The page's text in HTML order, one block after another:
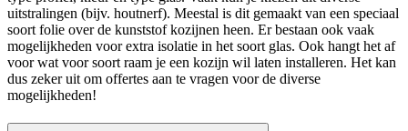
uitstralingen (bijv. houtnerf). Meestal is dit gemaakt van een speciaal
soort folie over de kunststof kozijnen heen. Er bestaan ook vaak
mogelijkheden voor extra isolatie in het soort glas. Ook hangt het af
voor wat voor soort raam je een kozijn wil laten installeren. Het kan
dus zeker uit om offertes aan te vragen voor de diverse
mogelijkheden!